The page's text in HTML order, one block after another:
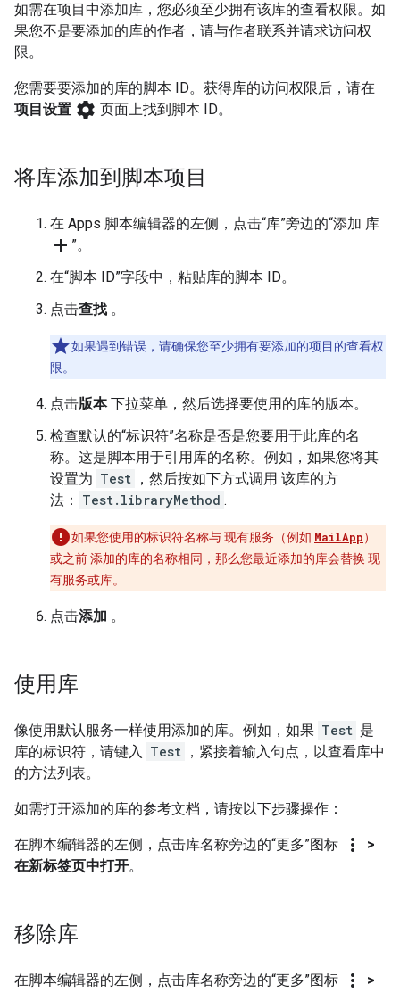
如需在项目中添加库，您必须至少拥有该库的查看权限。如
果您不是要添加的库的作者，请与作者联系并请求访问权
限。
您需要要添加的库的脚本 ID。获得库的访问权限后，请在
项目设置 settings 页面上找到脚本 ID。
将库添加到脚本项目
在 Apps 脚本编辑器的左侧，点击“库”旁边的“添加 库
add ”。
在“脚本 ID”字段中，粘贴库的脚本 ID。
点击查找 。
如果遇到错误，请确保您至少拥有要添加的项目的查看权
限。
点击版本下拉菜单，然后选择要使用的库的版本。
检查默认的“标识符”名称是否是您要用于此库的名
称。这是脚本用于引用库的名称。例如，如果您将其
设置为 Test ，然后按如下方式调用 该库的方
法：
Test.libraryMethod .
如果您使用的标识符名称与 现有服务（例如 MailApp）
或之前 添加的库的名称相同，那么您最近添加的库会替换 现
有服务或库。
点击添加 。
使用库
像使用默认服务一样使用添加的库。例如，如果 Test 是
库的标识符，请键入 Test ，紧接着输入句点，以查看库中
的方法列表。
如需打开添加的库的参考文档，请按以下步骤操作：
在脚本编辑器的左侧，点击库名称旁边的“更多”图标 more_vert
>
在新标签页中打开。
移除库
在脚本编辑器的左侧，点击库名称旁边的“更多”图标 more_vert
>